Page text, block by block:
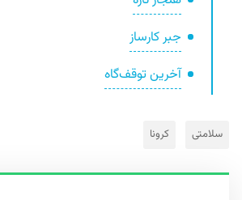
جبر کارساز
آخرین توقف‌گاه
سلامتی کرونا